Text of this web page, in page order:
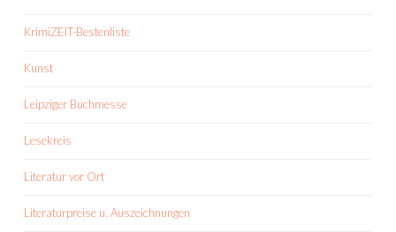
KrimiZEIT-Bestenliste
Kunst
Leipziger Buchmesse
Lesekreis
Literatur vor Ort
Literaturpreise u. Auszeichnungen